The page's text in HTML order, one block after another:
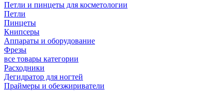
Петли и пинцеты для косметологии
Петли
Пинцеты
Книпсеры
Аппараты и оборудование
Фрезы
все товары категории
Расходники
Дегидратор для ногтей
Праймеры и обезжириватели